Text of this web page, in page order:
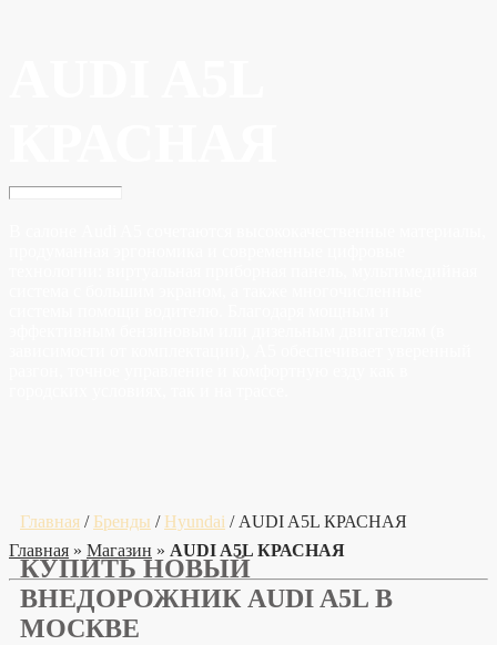
Главная » Магазин » AUDI A5L КРАСНАЯ
Главная / Бренды / Hyundai / AUDI A5L КРАСНАЯ
КУПИТЬ НОВЫЙ
ВНЕДОРОЖНИК AUDI A5L В
МОСКВЕ